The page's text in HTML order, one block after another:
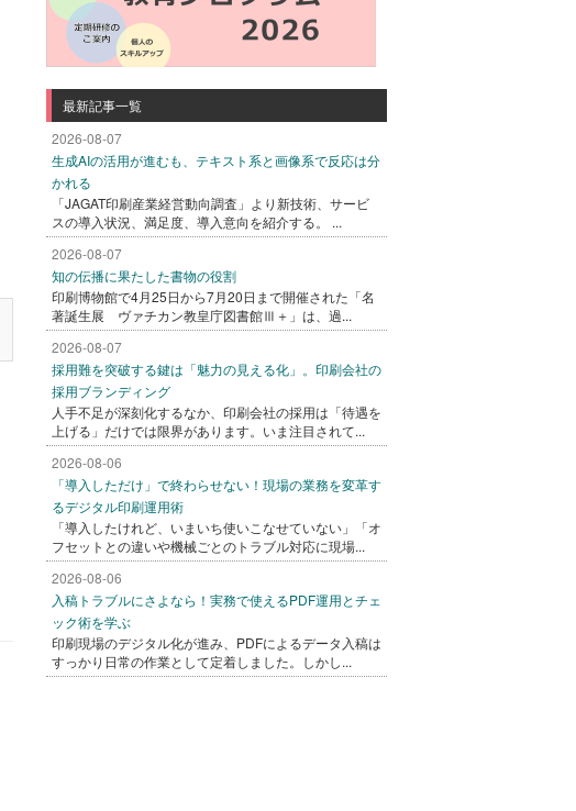
最新記事一覧
2026-08-07
生成AIの活用が進むも、テキスト系と画像系で反応は分
かれる
「JAGAT印刷産業経営動向調査」より新技術、サービ
スの導入状況、満足度、導入意向を紹介する。 ...
2026-08-07
知の伝播に果たした書物の役割
印刷博物館で4月25日から7月20日まで開催された「名
著誕生展 ヴァチカン教皇庁図書館Ⅲ＋」は、過...
2026-08-07
採用難を突破する鍵は「魅力の見える化」。印刷会社の
採用ブランディング
人手不足が深刻化するなか、印刷会社の採用は「待遇を
上げる」だけでは限界があります。いま注目されて...
2026-08-06
「導入しただけ」で終わらせない！現場の業務を変革す
るデジタル印刷運用術
「導入したけれど、いまいち使いこなせていない」「オ
フセットとの違いや機械ごとのトラブル対応に現場...
2026-08-06
入稿トラブルにさよなら！実務で使えるPDF運用とチェ
ック術を学ぶ
印刷現場のデジタル化が進み、PDFによるデータ入稿は
すっかり日常の作業として定着しました。しかし...